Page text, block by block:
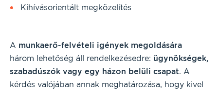
Kihívásorientált megközelítés
A munkaerő-felvételi igények megoldására
három lehetőség áll rendelkezésedre: ügynökségek,
szabadúszók vagy egy házon belüli csapat. A
kérdés valójában annak meghatározása, hogy kivel